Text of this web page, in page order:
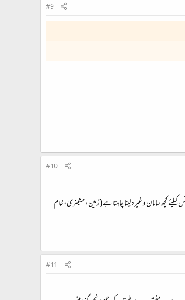
#9
#10
کچھ سامان وغیرہ لینا چاہتا ہے (زمین، مشینری، خام
#11